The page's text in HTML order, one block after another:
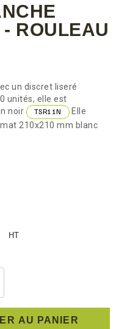
ROULEAU
un discret liseré
unités, elle est
noir TSR11N
Elle
210x210 mm blanc
HT
AU PANIER